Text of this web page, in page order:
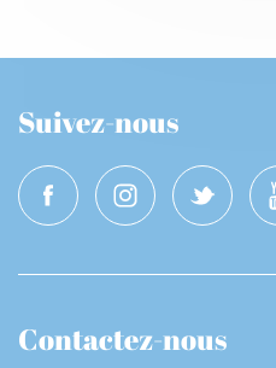
Suivez-nous
Contactez-nous